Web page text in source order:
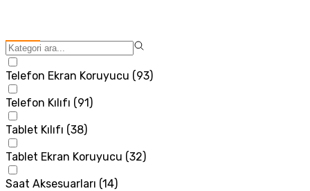
Telefon Ekran Koruyucu (93)
Telefon Kılıfı (91)
Tablet Kılıfı (38)
Tablet Ekran Koruyucu (32)
Saat Aksesuarları (14)